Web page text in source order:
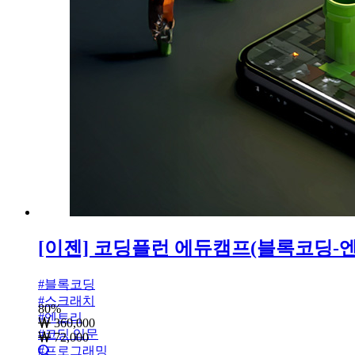
[이젠] 코딩플런 에듀캠프(블록코딩-
#블록코딩
#스크래치
#엔트리
#코딩 입문
#프로그래밍
80%
360,000
72,000